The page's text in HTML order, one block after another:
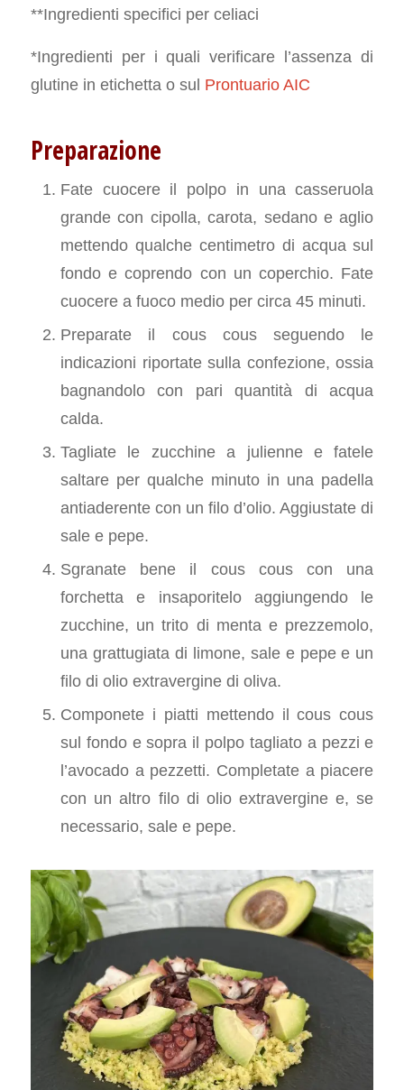
**Ingredienti specifici per celiaci
*Ingredienti per i quali verificare l’assenza di
glutine in etichetta o sul Prontuario AIC
Preparazione
Fate cuocere il polpo in una casseruola
grande con cipolla, carota, sedano e aglio
mettendo qualche centimetro di acqua sul
fondo e coprendo con un coperchio. Fate
cuocere a fuoco medio per circa 45 minuti.
Preparate il cous cous seguendo le
indicazioni riportate sulla confezione, ossia
bagnandolo con pari quantità di acqua
calda.
Tagliate le zucchine a julienne e fatele
saltare per qualche minuto in una padella
antiaderente con un filo d’olio. Aggiustate di
sale e pepe.
Sgranate bene il cous cous con una
forchetta e insaporitelo aggiungendo le
zucchine, un trito di menta e prezzemolo,
una grattugiata di limone, sale e pepe e un
filo di olio extravergine di oliva.
Componete i piatti mettendo il cous cous
sul fondo e sopra il polpo tagliato a pezzi e
l’avocado a pezzetti. Completate a piacere
con un altro filo di olio extravergine e, se
necessario, sale e pepe.